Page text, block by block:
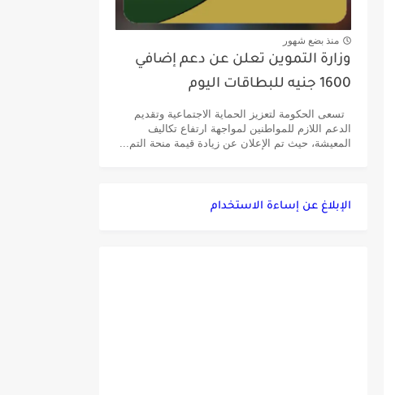
منذ بضع شهور
وزارة التموين تعلن عن دعم إضافي
1600 جنيه للبطاقات اليوم
تسعى الحكومة لتعزيز الحماية الاجتماعية وتقديم
الدعم اللازم للمواطنين لمواجهة ارتفاع تكاليف
المعيشة، حيث تم الإعلان عن زيادة قيمة منحة التم...
الإبلاغ عن إساءة الاستخدام